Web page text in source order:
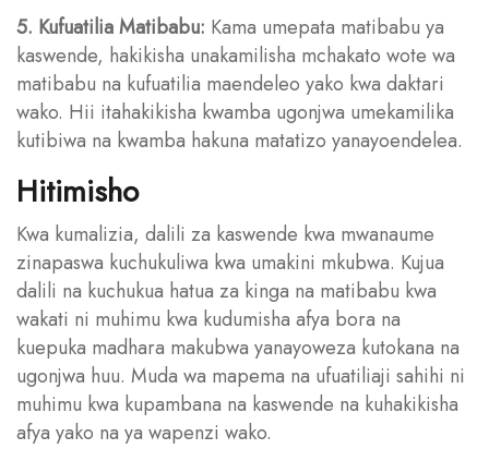
5. Kufuatilia Matibabu: Kama umepata matibabu ya
kaswende, hakikisha unakamilisha mchakato wote wa
matibabu na kufuatilia maendeleo yako kwa daktari
wako. Hii itahakikisha kwamba ugonjwa umekamilika
kutibiwa na kwamba hakuna matatizo yanayoendelea.
Hitimisho
Kwa kumalizia, dalili za kaswende kwa mwanaume
zinapaswa kuchukuliwa kwa umakini mkubwa. Kujua
dalili na kuchukua hatua za kinga na matibabu kwa
wakati ni muhimu kwa kudumisha afya bora na
kuepuka madhara makubwa yanayoweza kutokana na
ugonjwa huu. Muda wa mapema na ufuatiliaji sahihi ni
muhimu kwa kupambana na kaswende na kuhakikisha
afya yako na ya wapenzi wako.